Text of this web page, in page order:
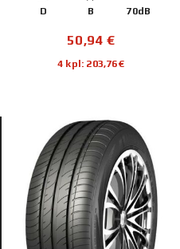
D B 70dB
50,94 €
4 kpl: 203,76€